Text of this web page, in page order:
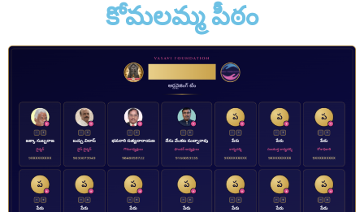
Sri Vutturi Swaraj & Smt. Sneha
Founder Donor & TG State Secretary, Hyderabad
కోమలమ్మ పీఠం